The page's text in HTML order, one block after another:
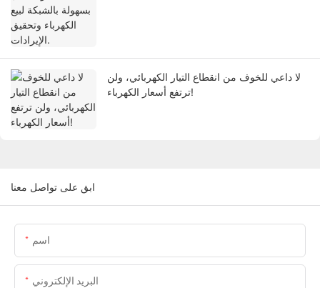
لا داعي للخوف من انقطاع التيار الكهربائي، ولن
ترتفع أسعار الكهرباء!
ابق على تواصل معنا
اسم
البريد الإلكتروني